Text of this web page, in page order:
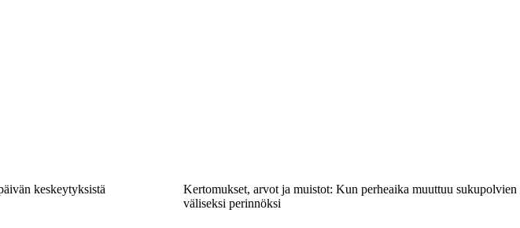
keskeytyksistä
Kertomukset, arvot ja muistot: Kun perheaika muuttuu sukupolvien
väliseksi perinnöksi